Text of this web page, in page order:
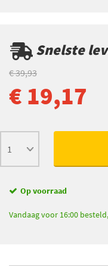
Snelste
€ 39,93
€ 19,17
Op voorraad
Vandaag voor 16:00